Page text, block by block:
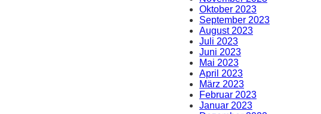
Oktober 2023
September 2023
August 2023
Juli 2023
Juni 2023
Mai 2023
April 2023
März 2023
Februar 2023
Januar 2023